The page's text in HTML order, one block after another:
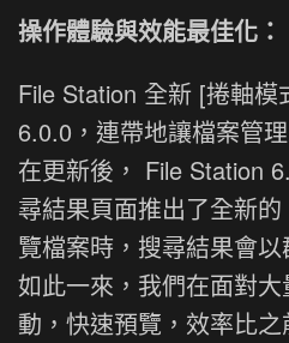
操作體驗與效能最佳化：
File Station 全新 [捲軸
6.0.0，連帶地讓檔案管
在更新後， File Station
尋結果頁面推出了全新
覽檔案時，搜尋結果會以
如此一來，我們在面對
動，快速預覽，效率比之